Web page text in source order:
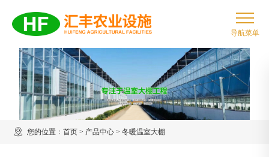
您的位置： 首页 > 产品中心 > 冬暖温室大棚